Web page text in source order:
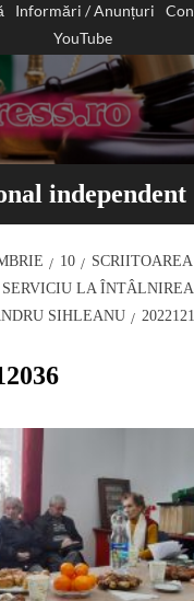
Informări / Anunțuri
YouTube
independent
10
LA
SIHLEANU